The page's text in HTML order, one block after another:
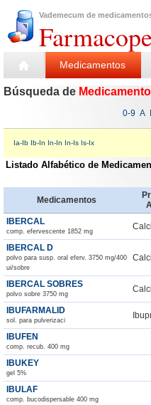
Vademecum de
Medicamentos
Búsqueda de
0-9 A
Ia-Ib Ib-In In-In In-Is Is-Ix
Listado Alfabético de
Medicamentos
IBERCAL
comp. efervescente 1852 mg
IBERCAL D
polvo para susp. oral eferv. 3750 mg/400
ui/sobre
IBERCAL SOBRES
polvo sobre 3750 mg
IBUFARMALID
sol. para pulverizaci
IBUFEN
comp. recub. 400 mg
IBUKEY
gel 5%
IBULAF
comp. bucodispersable 400 mg